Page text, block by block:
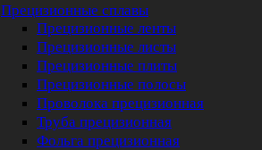
Прецизионные сплавы
Прецизионные ленты
Прецизионные листы
Прецизионные плиты
Прецизионные полосы
Проволока прецизионная
Труба прецизионная
Фольга прецизионная